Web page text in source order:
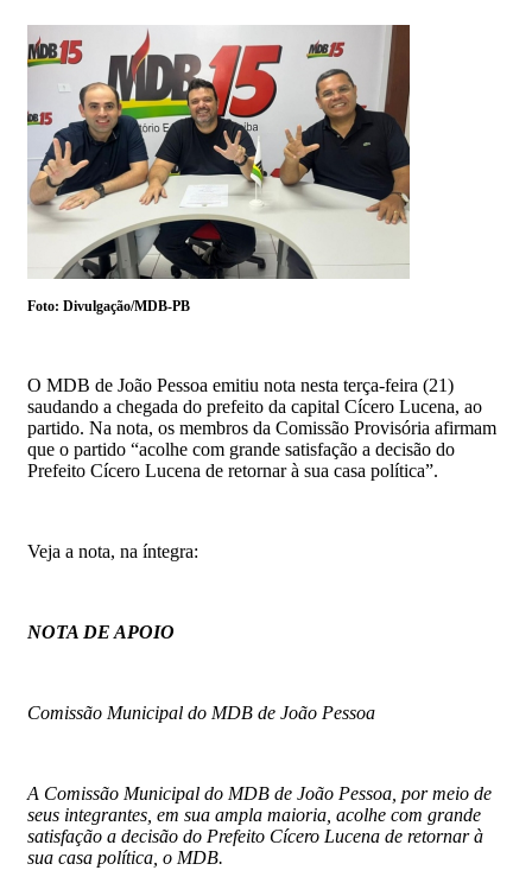
Foto: Divulgação/MDB-PB
O MDB de João Pessoa emitiu nota nesta terça-feira (21)
saudando a chegada do prefeito da capital Cícero Lucena, ao
partido. Na nota, os membros da Comissão Provisória afirmam
que o partido “acolhe com grande satisfação a decisão do
Prefeito Cícero Lucena de retornar à sua casa política”.
Veja a nota, na íntegra:
NOTA DE APOIO
Comissão Municipal do MDB de João Pessoa
A Comissão Municipal do MDB de João Pessoa, por meio de
seus integrantes, em sua ampla maioria, acolhe com grande
satisfação a decisão do Prefeito Cícero Lucena de retornar à
sua casa política, o MDB.